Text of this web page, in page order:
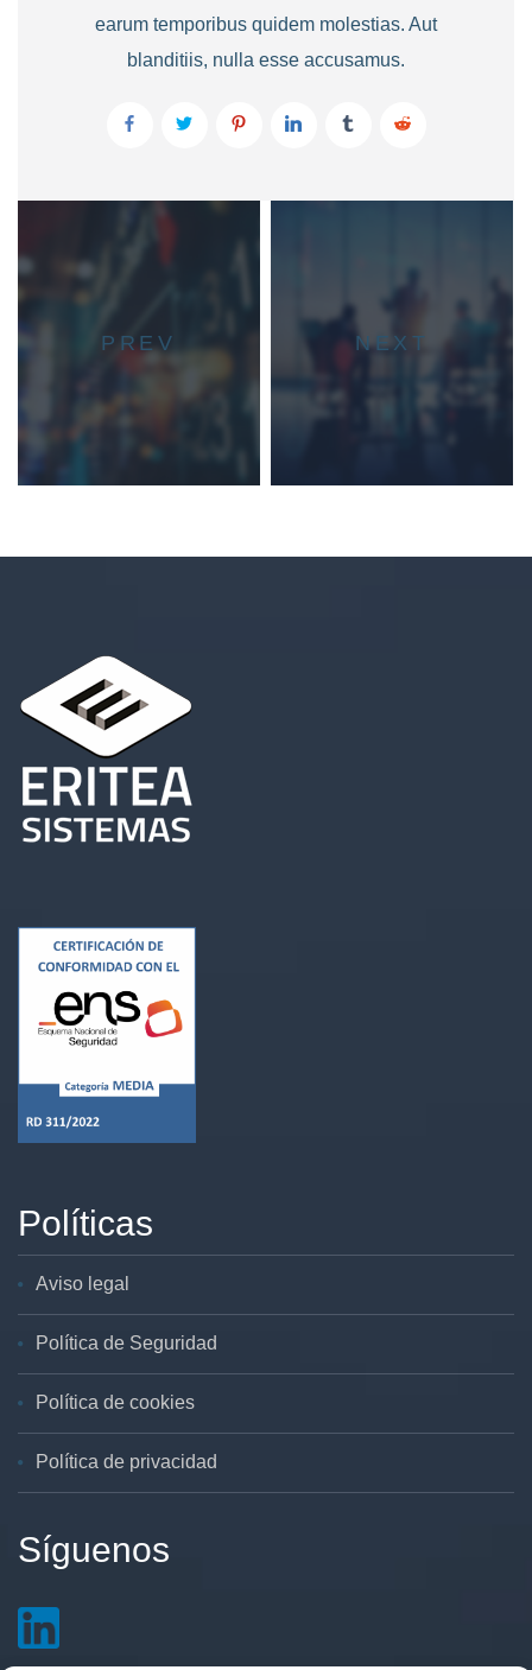
earum temporibus quidem molestias. Aut
blanditiis, nulla esse accusamus.
PREV NEXT
Políticas
Aviso legal
Política de Seguridad
Política de cookies
Política de privacidad
Síguenos